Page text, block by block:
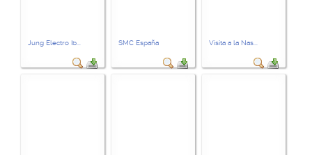
Jung Electro Ib... SMC España Visita a la Nas...